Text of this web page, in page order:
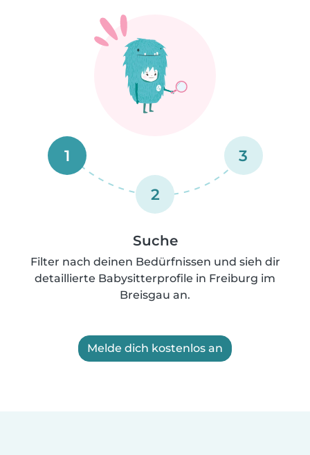
1
2
3
Suche
Filter nach deinen Bedürfnissen und sieh dir
detaillierte Babysitterprofile in Freiburg im
Breisgau an.
Melde dich kostenlos an